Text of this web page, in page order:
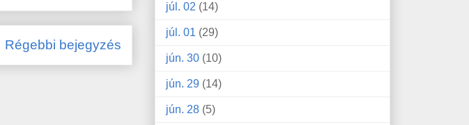
Régebbi bejegyzés
júl. 02 (14)
júl. 01 (29)
jún. 30 (10)
jún. 29 (14)
jún. 28 (5)